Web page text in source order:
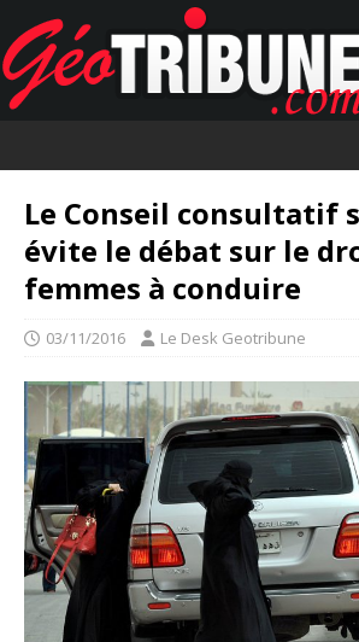
Le Conseil consultatif
évite le débat sur le
femmes à conduire
03/11/2016 Le Desk Geotribune